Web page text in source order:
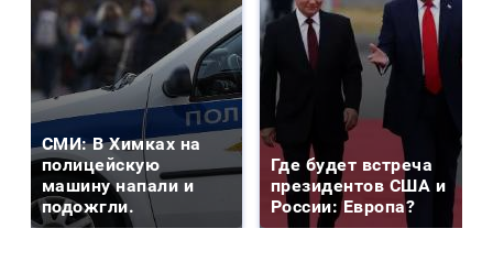
СМИ: В Химках на
полицейскую
машину напали и
подожгли.
Где будет встреча
президентов США и
России: Европа?